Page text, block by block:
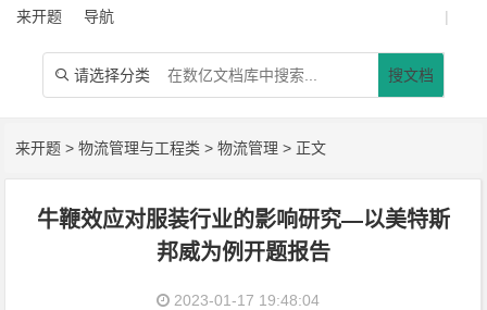
来开题 导航 |
 请选择分类 搜文档
来开题 >物流管理与工程类 >物流管理 > 正文
牛鞭效应对服装行业的影响研究—以美特斯
邦威为例开题报告
2023-01-17 19:48:04